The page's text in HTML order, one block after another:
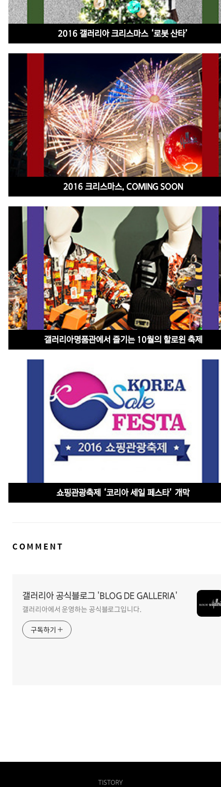
2016 갤러리아 크리스마스 ‘로봇 산타’
2016 크리스마스, COMING SOON
갤러리아명품관에서 즐기는 10월의 할로윈 축제
쇼핑관광축제 ‘코리아 세일 페스타’ 개막
댓
COMMENT
갤러리아 공식블로그 'BLOG DE GALLERIA'
갤러리아에서 운영하는 공식블로그입니다.
구독하기
TISTORY